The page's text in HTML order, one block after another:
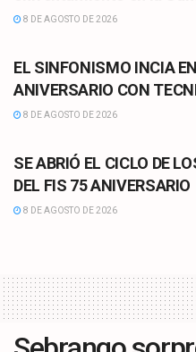
8 DE AGOSTO DE 2026
EL SINFONISMO INCIA
ANIVERSARIO CON
8 DE AGOSTO DE 2026
SE ABRIÓ EL CICLO DE
DEL FIS 75 ANIVERSARIO
8 DE AGOSTO DE 2026